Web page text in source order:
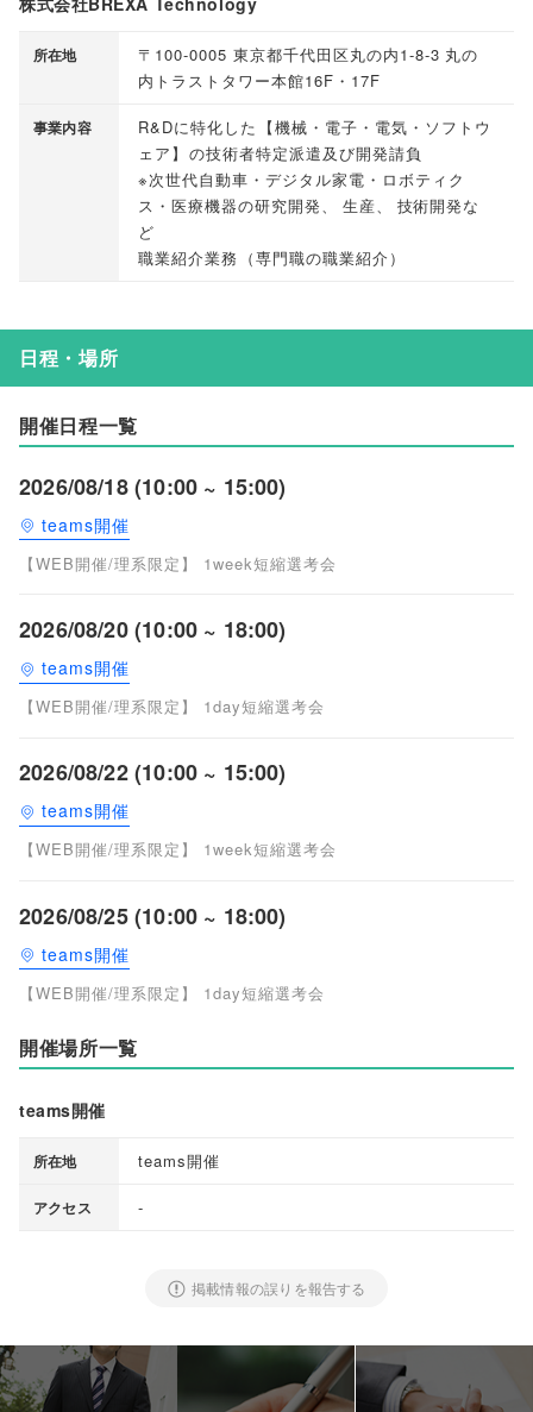
所在地
〒100-0005 東京都千代田区丸の内1-8-3 丸の
内トラストタワー本館16F・17F
事業内容 R&Dに特化した 【機械・電子・電気・ソフトウ
ェア】 の技術者特定派遣及び開発請負
※次世代自動車・デジタル家電・ロボティク
ス・医療機器の研究開発、 生産、
技術開発な
ど
職業紹介業務 （専門職の職業紹介）
日程・場所
開催日程一覧
2026/08/18 (10:00 ~ 15:00)
teams開催
【WEB開催/理系限定】 1week短縮選考会
2026/08/20 (10:00 ~ 18:00)
teams開催
【WEB開催/理系限定】 1day短縮選考会
2026/08/22 (10:00 ~ 15:00)
teams開催
【WEB開催/理系限定】 1week短縮選考会
2026/08/25 (10:00 ~ 18:00)
teams開催
【WEB開催/理系限定】 1day短縮選考会
開催場所一覧
teams開催
所在地 teams開催
アクセス -
掲載情報の誤りを報告する